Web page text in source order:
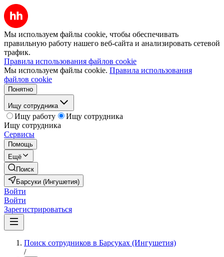
Мы используем файлы cookie, чтобы обеспечивать
правильную работу нашего веб-сайта и анализировать сетевой
трафик.
Правила использования файлов cookie
Мы используем файлы cookie. Правила использования
файлов cookie
Понятно
Ищу сотрудника
Ищу работу
Ищу сотрудника
Ищу сотрудника
Сервисы
Помощь
Ещё
Поиск
Барсуки (Ингушетия)
Войти
Войти
Зарегистрироваться
Поиск сотрудников в Барсуках (Ингушетия)
/